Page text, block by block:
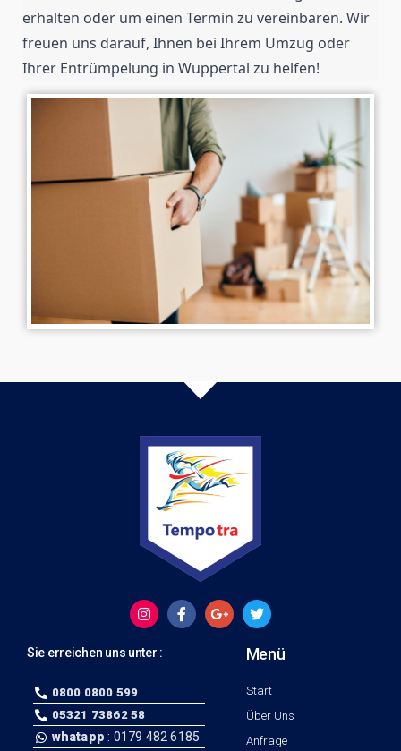
erhalten oder um einen Termin zu vereinbaren. Wir
freuen uns darauf, Ihnen bei Ihrem Umzug oder
Ihrer Entrümpelung in Wuppertal zu helfen!
Sie erreichen uns unter :
0800 0800 599
05321 73862 58
whatapp: 0179 482 6185
Menü
Start
Über Uns
Anfrage